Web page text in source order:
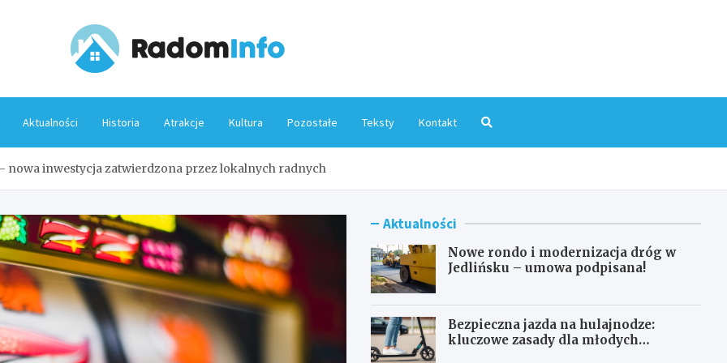
Aktualności Historia Atrakcje Kultura Pozostałe Teksty Kontakt
nowa inwestycja zatwierdzona przez lokalnych radnych
Aktualności
Nowe rondo i modernizacja dróg w
Jedlińsku – umowa podpisana!
Bezpieczna jazda na hulajnodze:
kluczowe zasady dla młodych